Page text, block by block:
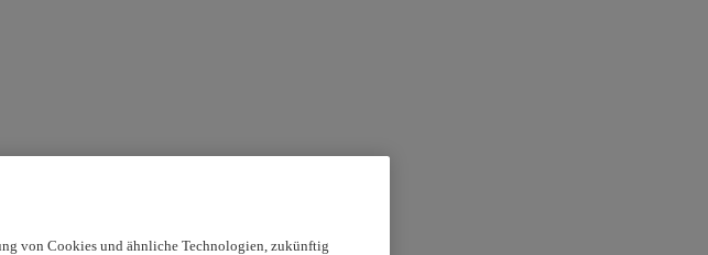
von Cookies und ähnliche Technologien, zukünftig